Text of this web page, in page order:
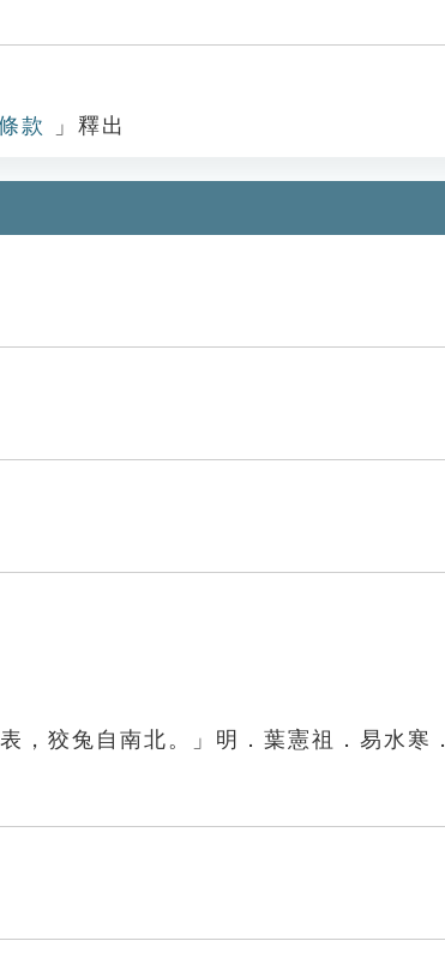
款 」釋出
，狡兔自南北。」明．葉憲祖．易水寒．